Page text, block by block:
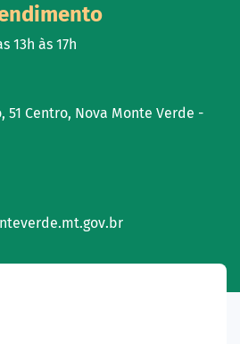
13h às 17h
51 Centro, Nova Monte Verde -